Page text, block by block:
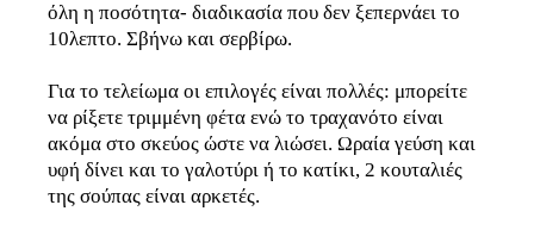
όλη η ποσότητα- διαδικασία που δεν ξεπερνάει το
10λεπτο. Σβήνω και σερβίρω.
Για το τελείωμα οι επιλογές είναι πολλές: μπορείτε
να ρίξετε τριμμένη φέτα ενώ το τραχανότο είναι
ακόμα στο σκεύος ώστε να λιώσει. Ωραία γεύση και
υφή δίνει και το γαλοτύρι ή το κατίκι, 2 κουταλιές
της σούπας είναι αρκετές.